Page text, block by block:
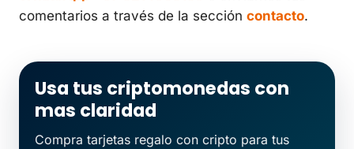
comentarios a través de la sección contacto.
Usa tus criptomonedas con
mas claridad
Compra tarjetas regalo con cripto para tus